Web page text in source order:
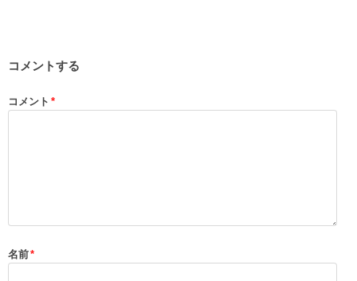
コメントする
コメント *
名前*